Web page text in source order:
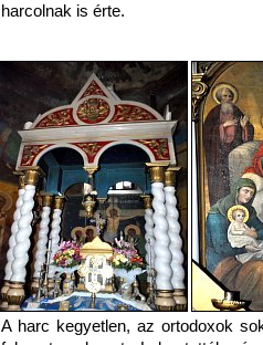
harcolnak is érte.
A harc kegyetlen, az ortodoxok